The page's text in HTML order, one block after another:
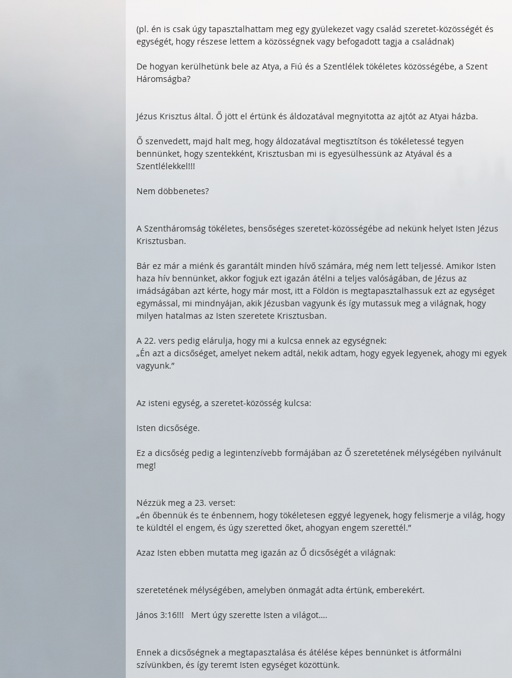
(pl. én is csak úgy tapasztalhattam meg egy gyülekezet vagy család szeretet-közösségét és
egységét, hogy részese lettem a közösségnek vagy befogadott tagja a családnak)
De hogyan kerülhetünk bele az Atya, a Fiú és a Szentlélek tökéletes közösségébe, a Szent
Háromságba?
Jézus Krisztus által. Ő jött el értünk és áldozatával megnyitotta az ajtót az Atyai házba.
Ő szenvedett, majd halt meg, hogy áldozatával megtisztítson és tökéletessé tegyen
bennünket, hogy szentekként, Krisztusban mi is egyesülhessünk az Atyával és a
Szentlélekkel!!!
Nem döbbenetes?
A Szentháromság tökéletes, bensőséges szeretet-közösségébe ad nekünk helyet Isten Jézus
Krisztusban.
Bár ez már a miénk és garantált minden hívő számára, még nem lett teljessé. Amikor Isten
haza hív bennünket, akkor fogjuk ezt igazán átélni a teljes valóságában, de Jézus az
imádságában azt kérte, hogy már most, itt a Földön is megtapasztalhassuk ezt az egységet
egymással, mi mindnyájan, akik Jézusban vagyunk és így mutassuk meg a világnak, hogy
milyen hatalmas az Isten szeretete Krisztusban.
A 22. vers pedig elárulja, hogy mi a kulcsa ennek az egységnek:
„Én azt a dicsőséget, amelyet nekem adtál, nekik adtam, hogy egyek legyenek, ahogy mi egyek
vagyunk.”
Az isteni egység, a szeretet-közösség kulcsa:
Isten dicsősége.
Ez a dicsőség pedig a legintenzívebb formájában az Ő szeretetének mélységében nyilvánult
meg!
Nézzük meg a 23. verset:
„én őbennük és te énbennem, hogy tökéletesen eggyé legyenek, hogy felismerje a világ, hogy
te küldtél el engem, és úgy szeretted őket, ahogyan engem szerettél.”
Azaz Isten ebben mutatta meg igazán az Ő dicsőségét a világnak:
szeretetének mélységében, amelyben önmagát adta értünk, emberekért.
János 3:16!!!   Mert úgy szerette Isten a világot….
Ennek a dicsőségnek a megtapasztalása és átélése képes bennünket is átformálni
szívünkben, és így teremt Isten egységet közöttünk.